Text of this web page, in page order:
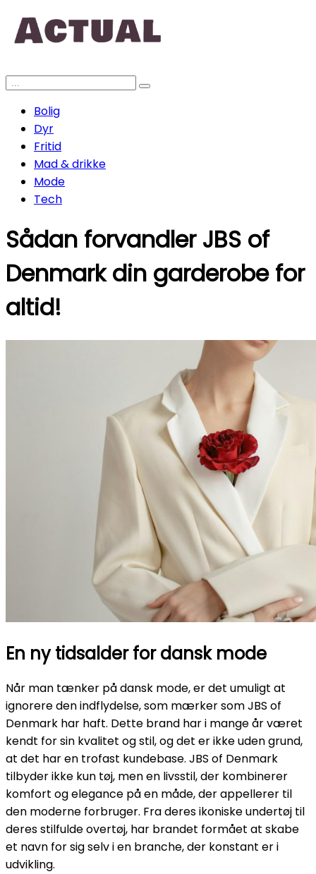
Bolig
Dyr
Fritid
Mad & drikke
Mode
Tech
Sådan forvandler JBS of
Denmark din garderobe for
altid!
En ny tidsalder for dansk mode
Når man tænker på dansk mode, er det umuligt at
ignorere den indflydelse, som mærker som JBS of
Denmark har haft. Dette brand har i mange år været
kendt for sin kvalitet og stil, og det er ikke uden grund,
at det har en trofast kundebase. JBS of Denmark
tilbyder ikke kun tøj, men en livsstil, der kombinerer
komfort og elegance på en måde, der appellerer til
den moderne forbruger. Fra deres ikoniske undertøj til
deres stilfulde overtøj, har brandet formået at skabe
et navn for sig selv i en branche, der konstant er i
udvikling.